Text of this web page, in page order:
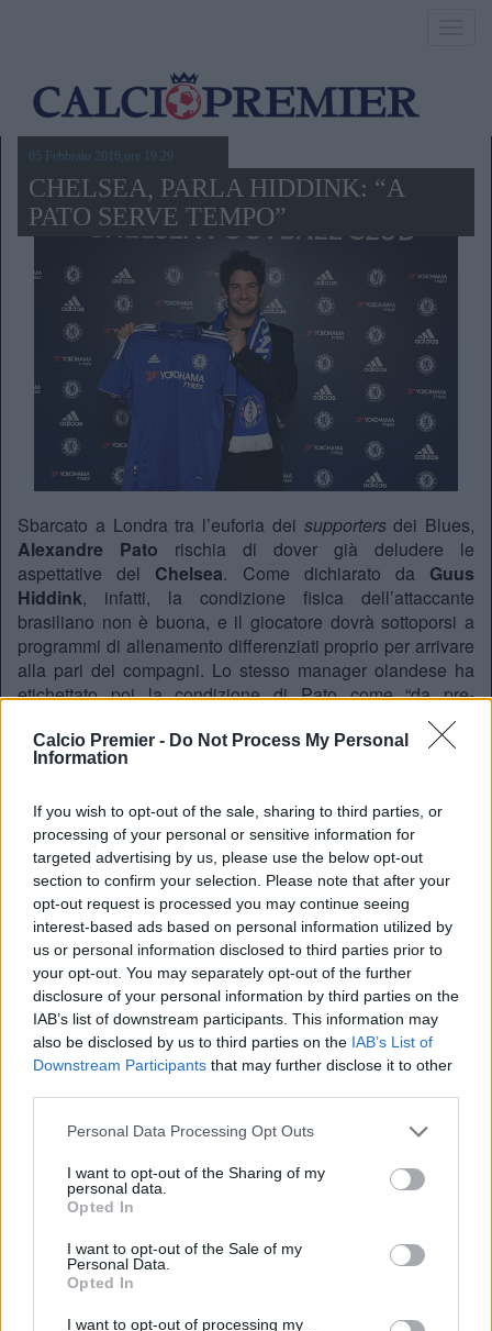
Calcio Premier - Do Not Process My Personal
Information
If you wish to opt-out of the sale, sharing to third parties, or
processing of your personal or sensitive information for
targeted advertising by us, please use the below opt-out
section to confirm your selection. Please note that after your
opt-out request is processed you may continue seeing
interest-based ads based on personal information utilized by
us or personal information disclosed to third parties prior to
your opt-out. You may separately opt-out of the further
disclosure of your personal information by third parties on the
IAB’s list of downstream participants. This information may
also be disclosed by us to third parties on the IAB’s List of
Downstream Participants that may further disclose it to other
Personal Data Processing Opt Outs
I want to opt-out of the Sharing of my
personal data.
Opted In
I want to opt-out of the Sale of my
Personal Data.
Opted In
I want to opt-out of processing my
05 Febbraio 2016,ore 19.29
CHELSEA, PARLA HIDDINK: “A
PATO SERVE TEMPO”
Sbarcato a Londra tra l’euforia dei supportersdei Blues,
Alexandre Pato rischia di dover già deludere le
aspettative del Chelsea. Come dichiarato da Guus
Hiddink, infatti, la condizione fisica dell’attaccante
brasiliano non è buona, e il giocatore dovrà sottoporsi a
programmi di allenamento differenziati proprio per arrivare
alla pari dei compagni. Lo stesso manager olandese ha
etichettato poi la condizione di Pato come “da pre-
stagione”, lasciando diverse perplessità sul tempo che i
tifosi dovranno attendere prima di vedere all’opera il nuovo
acquisto. Da ricordare, inoltre, come Pato sia stato inserito
conferenza stampa in cui è intervenuto il manager dei
Blues.
REDAZIONE
Twitter: @Calciopremier
Anno di Fondazione: 1905
Stadio:Stamford Bridge (41.837)
Città:Londra
Presidente: